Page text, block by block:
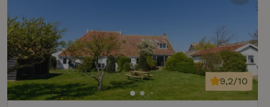
9,2/10